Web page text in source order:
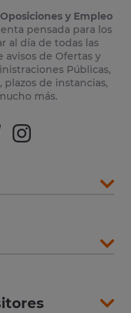
Oposiciones y Empleo
pensada para los
al día de todas las
avisos de Ofertas y
Públicas,
plazos de instancias,
más.